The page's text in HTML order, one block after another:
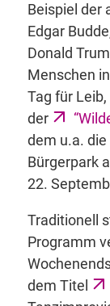
Beispiel der
Edgar
Donald
Menschen
Tag für
der
dem u.a. die
Bürgerpark
22.
Traditionell
Programm
dem Titel